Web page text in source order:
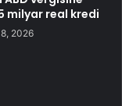
milyar real kredi
2026